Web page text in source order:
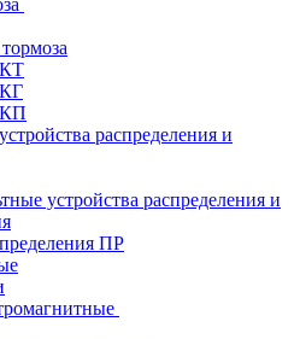
распределения и
устройства распределения и
ПР